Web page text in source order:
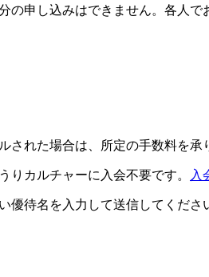
申し込みはできません。各人で
れた場合は、所定の手数料を承
カルチャーに入会不要です。 入
待名を入力して送信してくださ